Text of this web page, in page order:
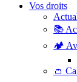
Vos droits
📚
🏕️
👛